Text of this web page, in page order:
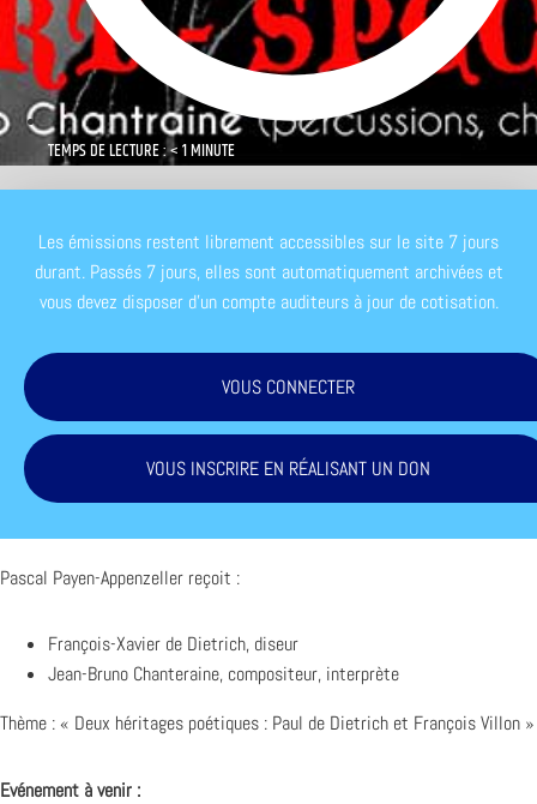
TEMPS DE LECTURE : < 1 MINUTE
Les émissions restent librement accessibles sur le site 7 jours
durant. Passés 7 jours, elles sont automatiquement archivées et
vous devez disposer d'un compte auditeurs à jour de cotisation.
VOUS CONNECTER
VOUS INSCRIRE EN RÉALISANT UN DON
Pascal Payen-Appenzeller reçoit :
François-Xavier de Dietrich, diseur
Jean-Bruno Chanteraine, compositeur, interprète
Thème : « Deux héritages poétiques : Paul de Dietrich et François Villon »
Evénement à venir :